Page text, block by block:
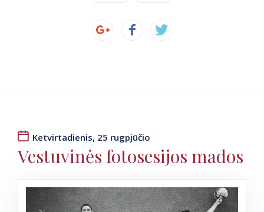
Ketvirtadienis, 25 rugpjūčio
Vestuvinės fotosesijos mados